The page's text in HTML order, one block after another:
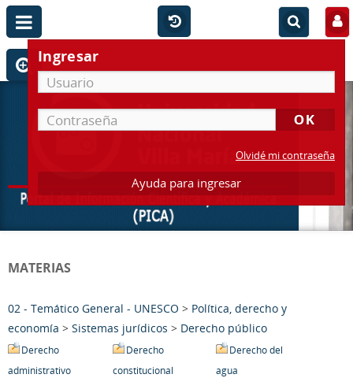
Ingresar
Olvidé mi contraseña
Ayuda para ingresar
MATERIAS
02 - Temático General - UNESCO > Política, derecho y
economía > Sistemas jurídicos > Derecho público
Derecho
administrativo
Derecho
constitucional
Derecho del
agua